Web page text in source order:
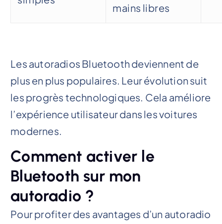
mains libres
Les autoradios Bluetooth deviennent de
plus en plus populaires. Leur évolution suit
les progrès technologiques. Cela améliore
l’expérience utilisateur dans les voitures
modernes.
Comment activer le
Bluetooth sur mon
autoradio ?
Pour profiter des avantages d’un autoradio